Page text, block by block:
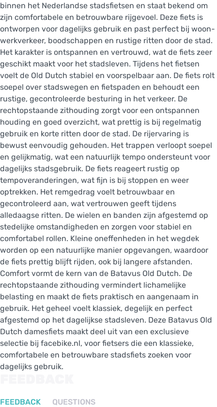
binnen het Nederlandse stadsfietsen en staat bekend om
zijn comfortabele en betrouwbare rijgevoel. Deze fiets is
ontworpen voor dagelijks gebruik en past perfect bij woon-
werkverkeer, boodschappen en rustige ritten door de stad.
Het karakter is ontspannen en vertrouwd, wat de fiets zeer
geschikt maakt voor het stadsleven. Tijdens het fietsen
voelt de Old Dutch stabiel en voorspelbaar aan. De fiets rolt
soepel over stadswegen en fietspaden en behoudt een
rustige, gecontroleerde besturing in het verkeer. De
rechtopstaande zithouding zorgt voor een ontspannen
houding en goed overzicht, wat prettig is bij regelmatig
gebruik en korte ritten door de stad. De rijervaring is
bewust eenvoudig gehouden. Het trappen verloopt soepel
en gelijkmatig, wat een natuurlijk tempo ondersteunt voor
dagelijks stadsgebruik. De fiets reageert rustig op
tempoveranderingen, wat fijn is bij stoppen en weer
optrekken. Het remgedrag voelt betrouwbaar en
gecontroleerd aan, wat vertrouwen geeft tijdens
alledaagse ritten. De wielen en banden zijn afgestemd op
stedelijke omstandigheden en zorgen voor stabiel en
comfortabel rollen. Kleine oneffenheden in het wegdek
worden op een natuurlijke manier opgevangen, waardoor
de fiets prettig blijft rijden, ook bij langere afstanden.
Comfort vormt de kern van de Batavus Old Dutch. De
rechtopstaande zithouding vermindert lichamelijke
belasting en maakt de fiets praktisch en aangenaam in
gebruik. Het geheel voelt klassiek, degelijk en perfect
afgestemd op het dagelijkse stadsleven. Deze Batavus Old
Dutch damesfiets maakt deel uit van een exclusieve
selectie bij facebike.nl, voor fietsers die een klassieke,
comfortabele en betrouwbare stadsfiets zoeken voor
dagelijks gebruik.
FEEDBACK QUESTIONS